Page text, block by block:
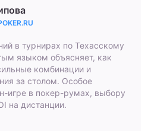
в турнирах по Техасскому
языком объясняет, как
комбинации и
за столом. Особое
игре в покер-румах, выбору
на дистанции.